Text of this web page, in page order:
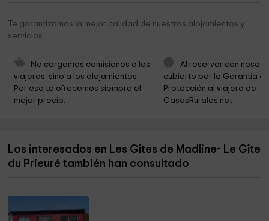
Te garantizamos la mejor calidad de nuestros alojamientos y
servicios
No cargamos comisiones a los
viajeros, sino a los alojamientos.
Por eso te ofrecemos siempre el
mejor precio.
Al reservar con
cubierto por la Garantía
Protección al viajero de
CasasRurales.net
Los interesados en Les Gîtes de Madline- Le Gîte
du Prieuré también han consultado